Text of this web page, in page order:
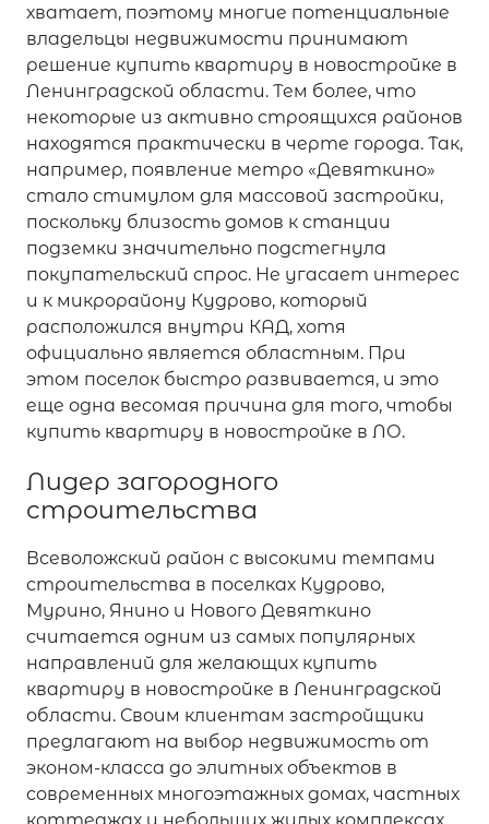
хватает, поэтому многие потенциальные
владельцы недвижимости принимают
решение купить квартиру в новостройке в
Ленинградской области. Тем более, что
некоторые из активно строящихся районов
находятся практически в черте города. Так,
например, появление метро «Девяткино»
стало стимулом для массовой застройки,
поскольку близость домов к станции
подземки значительно подстегнула
покупательский спрос. Не угасает интерес
и к микрорайону Кудрово, который
расположился внутри КАД, хотя
официально является областным. При
этом поселок быстро развивается, и это
еще одна весомая причина для того, чтобы
купить квартиру в новостройке в ЛО.
Лидер загородного
строительства
Всеволожский район с высокими темпами
строительства в поселках Кудрово,
Мурино, Янино и Нового Девяткино
считается одним из самых популярных
направлений для желающих купить
квартиру в новостройке в Ленинградской
области. Своим клиентам застройщики
предлагают на выбор недвижимость от
эконом-класса до элитных объектов в
современных многоэтажных домах, частных